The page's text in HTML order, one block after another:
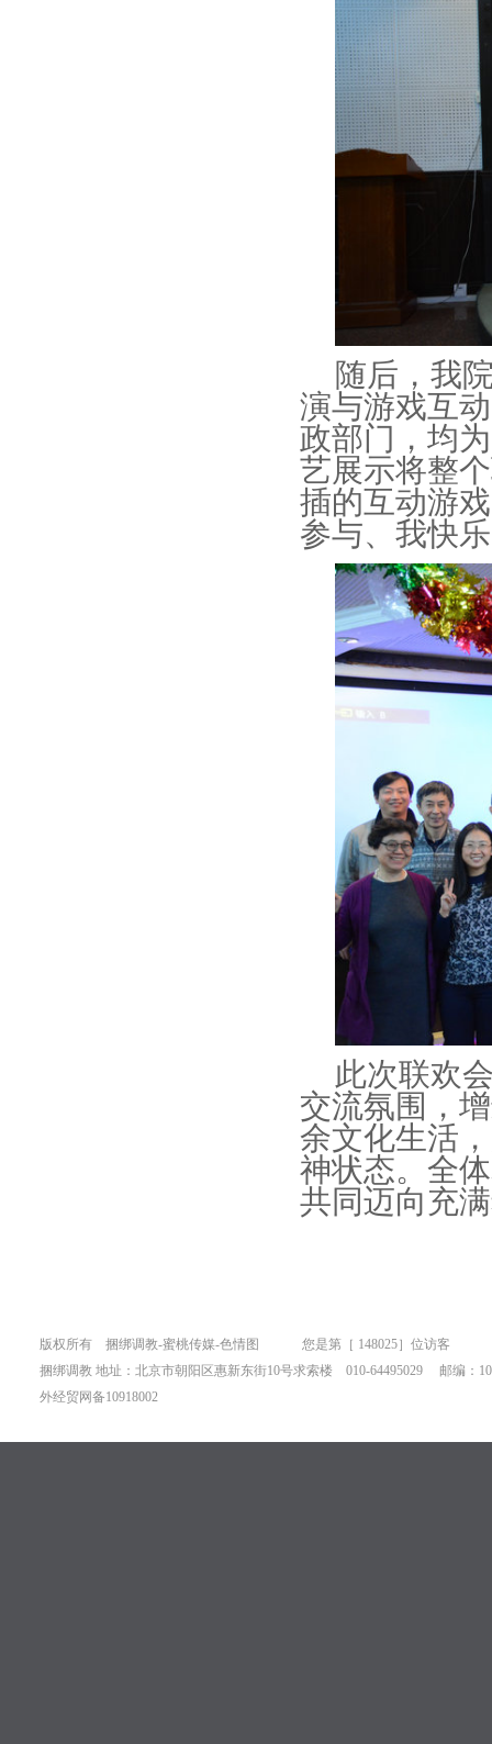
随后，我
演与游戏互
政部门，均
艺展示将整
插的互动游
参与、我快
此次联欢
交流氛围，
余文化生活
神状态。全
共同迈向充
版权所有 捆绑调教-蜜桃传媒-色情图 您是第［ 148025］位访客
捆绑调教 地址：北京市朝阳区惠新东街10号求索楼 010-64495029 邮编：
外经贸网备10918002